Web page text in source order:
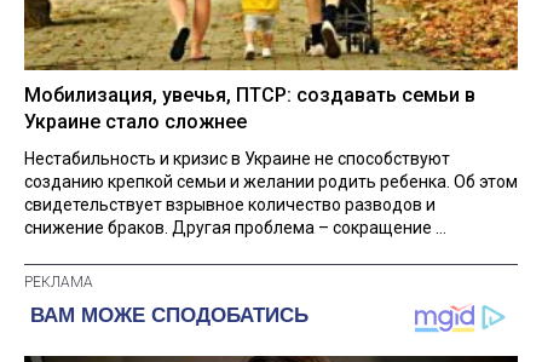
Мобилизация, увечья, ПТСР: создавать семьи в
Украине стало сложнее
Нестабильность и кризис в Украине не способствуют
созданию крепкой семьи и желании родить ребенка. Об этом
свидетельствует взрывное количество разводов и
снижение браков. Другая проблема – сокращение ...